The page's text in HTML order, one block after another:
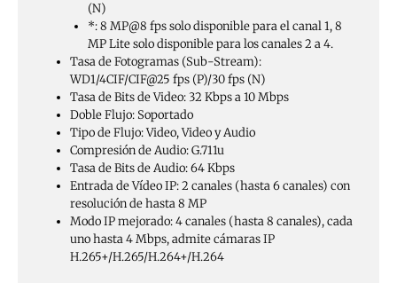
(N)
*: 8 MP@8 fps solo disponible para el canal 1, 8
MP Lite solo disponible para los canales 2 a 4.
Tasa de Fotogramas (Sub-Stream):
WD1/4CIF/CIF@25 fps (P)/30 fps (N)
Tasa de Bits de Video: 32 Kbps a 10 Mbps
Doble Flujo: Soportado
Tipo de Flujo: Video, Video y Audio
Compresión de Audio: G.711u
Tasa de Bits de Audio: 64 Kbps
Entrada de Vídeo IP: 2 canales (hasta 6 canales) con
resolución de hasta 8 MP
Modo IP mejorado: 4 canales (hasta 8 canales), cada
uno hasta 4 Mbps, admite cámaras IP
H.265+/H.265/H.264+/H.264